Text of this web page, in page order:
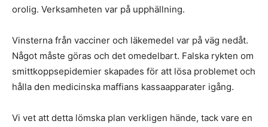
orolig. Verksamheten var på upphällning.
Vinsterna från vacciner och läkemedel var på väg nedåt.
Något måste göras och det omedelbart. Falska rykten om
smittkoppsepidemier skapades för att lösa problemet och
hålla den medicinska maffians kassaapparater igång.
Vi vet att detta lömska plan verkligen hände, tack vare en